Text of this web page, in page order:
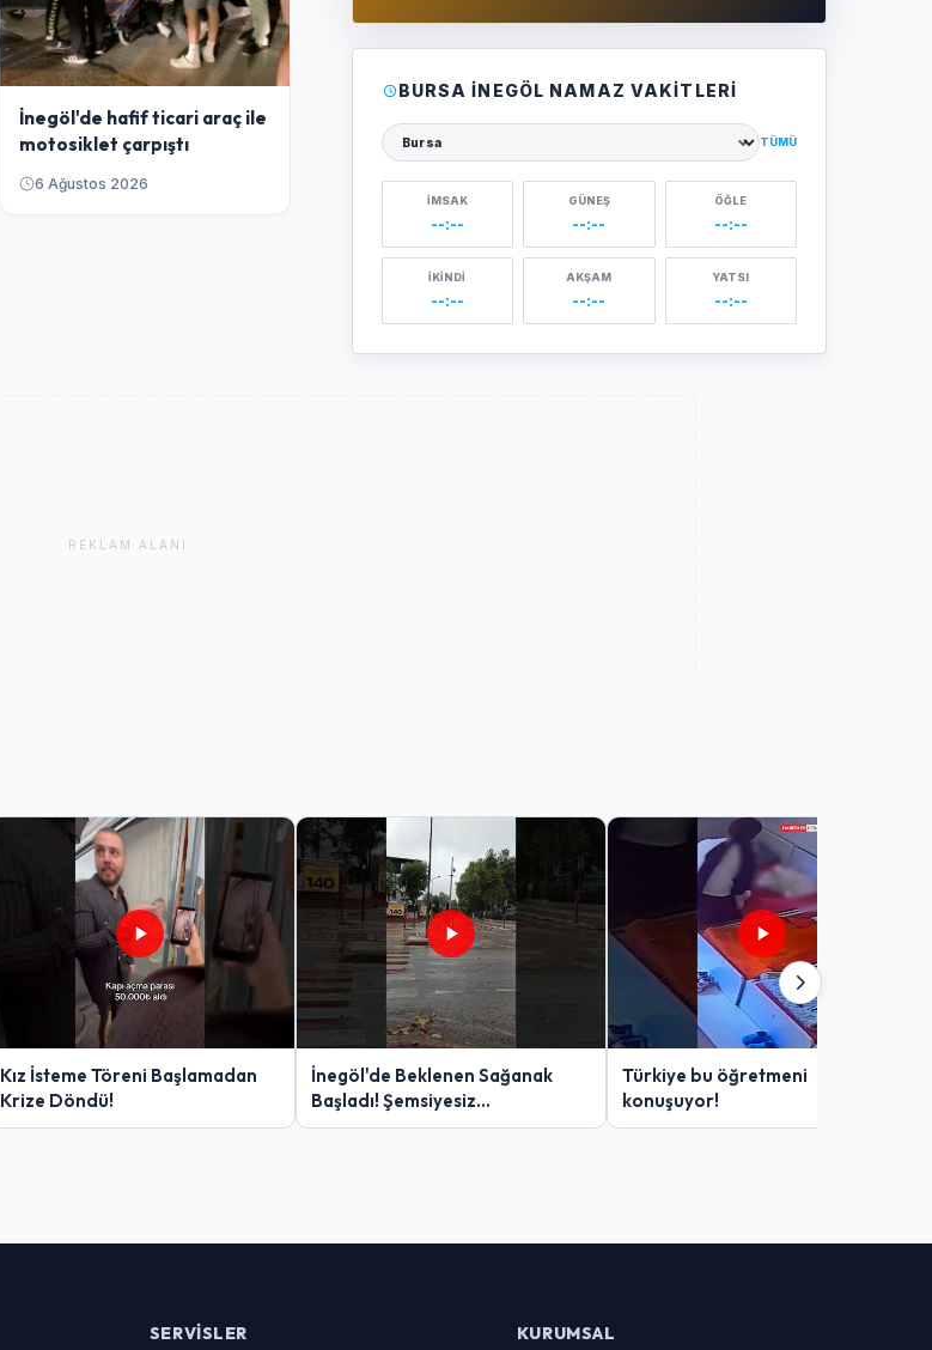
İnegöl'de hafif ticari araç ile
motosiklet çarpıştı
6 Ağustos 2026
BURSA İNEGÖL NAMAZ VAKITLERI
Şehir seçin
TÜMÜ
İMSAK
--:--
GÜNEŞ
--:--
ÖĞLE
--:--
İKINDI
--:--
AKŞAM
--:--
YATSI
--:--
REKLAM ALANI
Kız İsteme Töreni Başlamadan
Krize Döndü!
İnegöl'de Beklenen Sağanak
Başladı! Şemsiyesiz
Yakalananlar Zor Anlar Yaşadı
Türkiye bu öğretmeni
konuşuyor!
SERVISLER KURUMSAL